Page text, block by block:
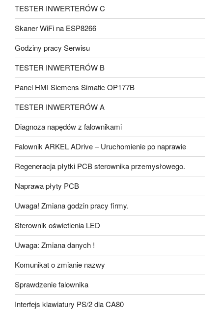
TESTER INWERTERÓW C
Skaner WiFi na ESP8266
Godziny pracy Serwisu
TESTER INWERTERÓW B
Panel HMI Siemens Simatic OP177B
TESTER INWERTERÓW A
Diagnoza napędów z falownikami
Falownik ARKEL ADrive – Uruchomienie po naprawie
Regeneracja płytki PCB sterownika przemysłowego.
Naprawa płyty PCB
Uwaga! Zmiana godzin pracy firmy.
Sterownik oświetlenia LED
Uwaga: Zmiana danych !
Komunikat o zmianie nazwy
Sprawdzenie falownika
Interfejs klawiatury PS/2 dla CA80